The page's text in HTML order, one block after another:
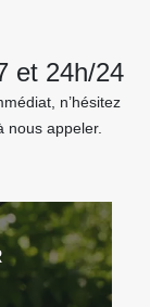
et 24h/24
n’hésitez
nous appeler.